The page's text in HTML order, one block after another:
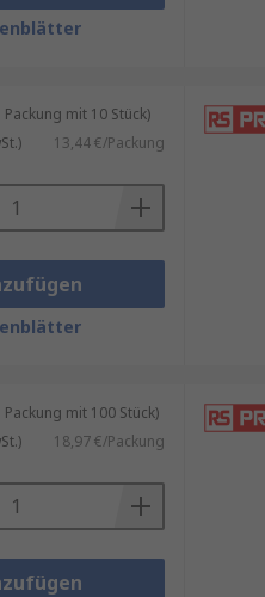
mit 10 Stück)
13,44 €/Packung
mit 100 Stück)
18,97 €/Packung